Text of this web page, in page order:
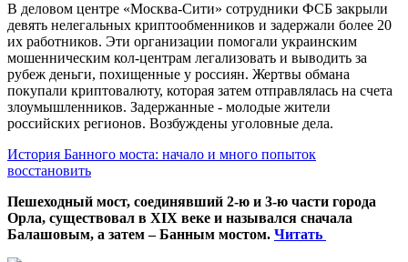
В деловом центре «Москва-Сити» сотрудники ФСБ закрыли
девять нелегальных криптообменников и задержали более 20
их работников. Эти организации помогали украинским
мошенническим кол-центрам легализовать и выводить за
рубеж деньги, похищенные у россиян. Жертвы обмана
покупали криптовалюту, которая затем отправлялась на счета
злоумышленников. Задержанные - молодые жители
российских регионов. Возбуждены уголовные дела.
История Банного моста: начало и много попыток
восстановить
Пешеходный мост, соединявший 2-ю и 3-ю части города
Орла, существовал в XIX веке и назывался сначала
Балашовым, а затем – Банным мостом. Читать